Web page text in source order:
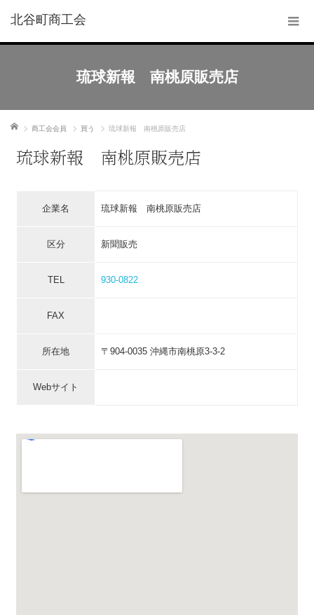
北谷町商工会
琉球新報 南桃原販売店
ホーム 商工会会員 買う 琉球新報 南桃原販売店
琉球新報 南桃原販売店
企業名 琉球新報 南桃原販売店
区分 新聞販売
TEL 930-0822
FAX
所在地 〒904-0035 沖縄市南桃原3-3-2
Webサイト